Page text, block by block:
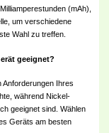
(mAh),
um verschiedene
Wahl zu treffen.
geeignet?
Anforderungen Ihres
während Nickel-
geeignet sind. Wählen
Geräts am besten